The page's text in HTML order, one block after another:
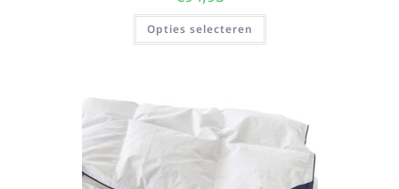
Opties selecteren